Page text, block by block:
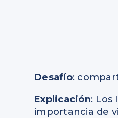
Desafío:
Explicación: Los
importancia de